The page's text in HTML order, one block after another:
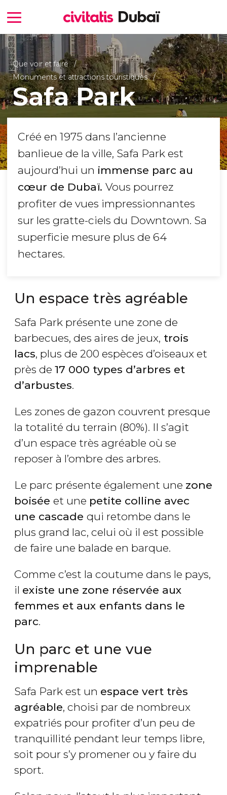
Que voir et faire
Monuments et attractions touristiques
Safa Park
Créé en 1975 dans l’ancienne
banlieue de la ville, Safa Park est
aujourd’hui un immense parc au
cœur de Dubaï. Vous pourrez
profiter de vues impressionnantes
sur les gratte-ciels du Downtown. Sa
superficie mesure plus de 64
hectares.
Un espace très agréable
Safa Park présente une zone de
barbecues, des aires de jeux, trois
lacs, plus de 200 espèces d’oiseaux et
près de 17 000 types d’arbres et
d’arbustes.
Les zones de gazon couvrent presque
la totalité du terrain (80%). Il s’agit
d’un espace très agréable où se
reposer à l’ombre des arbres.
Le parc présente également une zone
boisée et une petite colline avec
une cascade qui retombe dans le
plus grand lac, celui où il est possible
de faire une balade en barque.
Comme c’est la coutume dans le pays,
il existe une zone réservée aux
femmes et aux enfants dans le
parc.
Un parc et une vue
imprenable
Safa Park est un espace vert très
agréable, choisi par de nombreux
expatriés pour profiter d’un peu de
tranquillité pendant leur temps libre,
soit pour s’y promener ou y faire du
sport.